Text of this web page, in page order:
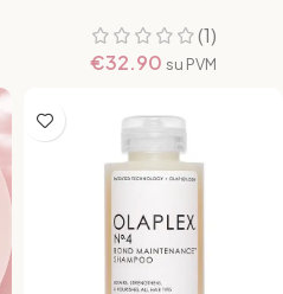
(1)
€32.90 su PVM